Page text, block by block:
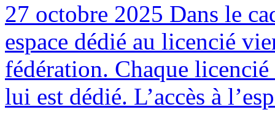
27 octobre 2025 Dans le
espace dédié au licencié
fédération. Chaque
lui est dédié. L’accès à